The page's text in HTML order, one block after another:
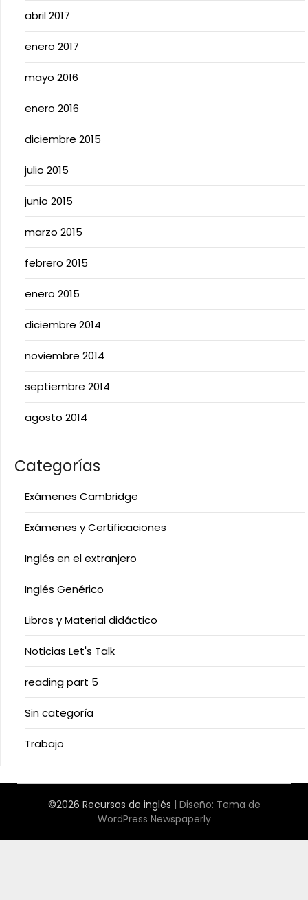
abril 2017
enero 2017
mayo 2016
enero 2016
diciembre 2015
julio 2015
junio 2015
marzo 2015
febrero 2015
enero 2015
diciembre 2014
noviembre 2014
septiembre 2014
agosto 2014
Categorías
Exámenes Cambridge
Exámenes y Certificaciones
Inglés en el extranjero
Inglés Genérico
Libros y Material didáctico
Noticias Let's Talk
reading part 5
Sin categoría
Trabajo
©2026 Recursos de inglés | Diseño: Tema de
WordPress Newspaperly